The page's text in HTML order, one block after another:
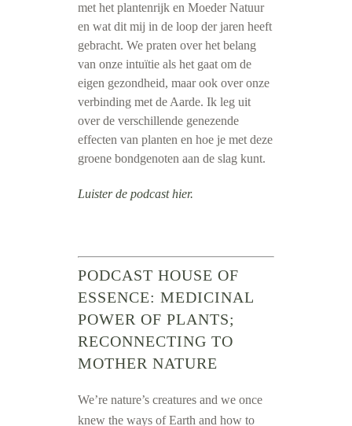
met het plantenrijk en Moeder Natuur
en wat dit mij in de loop der jaren heeft
gebracht. We praten over het belang
van onze intuïtie als het gaat om de
eigen gezondheid, maar ook over onze
verbinding met de Aarde. Ik leg uit
over de verschillende genezende
effecten van planten en hoe je met deze
groene bondgenoten aan de slag kunt.
Luister de podcast hier.
PODCAST HOUSE OF
ESSENCE: MEDICINAL
POWER OF PLANTS;
RECONNECTING TO
MOTHER NATURE
We’re nature’s creatures and we once
knew the ways of Earth and how to